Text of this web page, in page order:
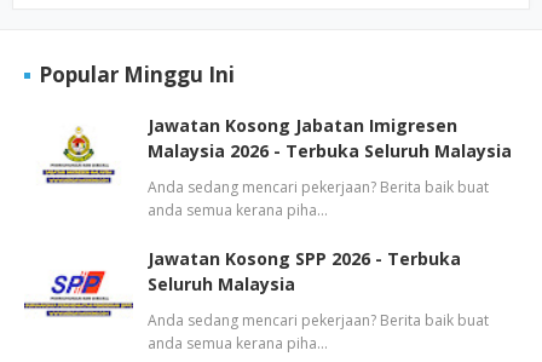
Popular Minggu Ini
Jawatan Kosong Jabatan Imigresen
Malaysia 2026 - Terbuka Seluruh Malaysia
Anda sedang mencari pekerjaan? Berita baik buat
anda semua kerana piha…
Jawatan Kosong SPP 2026 - Terbuka
Seluruh Malaysia
Anda sedang mencari pekerjaan? Berita baik buat
anda semua kerana piha…